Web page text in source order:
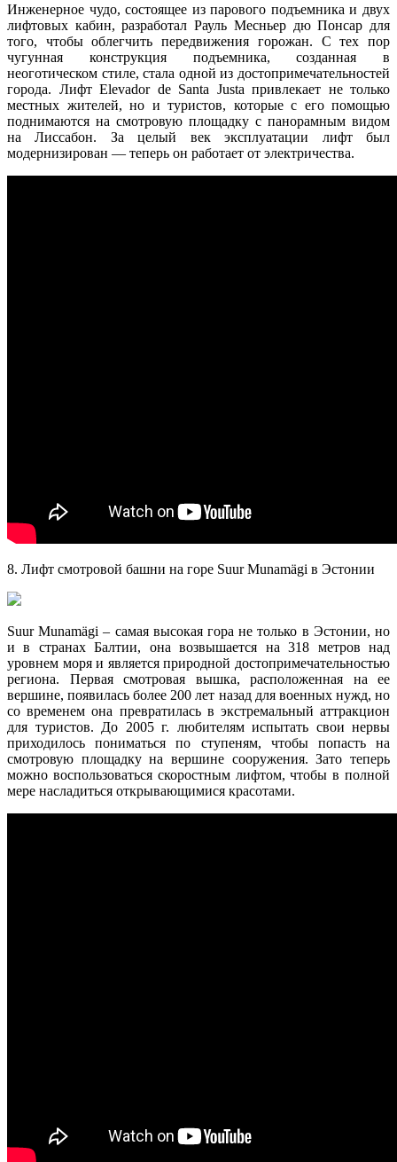
Инженерное чудо, состоящее из парового подъемника и двух
лифтовых кабин, разработал Рауль Месньер дю Понсар для
того, чтобы облегчить передвижения горожан. С тех пор
чугунная конструкция подъемника, созданная в
неоготическом стиле, стала одной из достопримечательностей
города. Лифт Elevador de Santa Justa привлекает не только
местных жителей, но и туристов, которые с его помощью
поднимаются на смотровую площадку с панорамным видом
на Лиссабон. За целый век эксплуатации лифт был
модернизирован — теперь он работает от электричества.
8. Лифт смотровой башни на горе Suur Munamägi в Эстонии
Suur Munamägi – самая высокая гора не только в Эстонии, но
и в странах Балтии, она возвышается на 318 метров над
уровнем моря и является природной достопримечательностью
региона. Первая смотровая вышка, расположенная на ее
вершине, появилась более 200 лет назад для военных нужд, но
со временем она превратилась в экстремальный аттракцион
для туристов. До 2005 г. любителям испытать свои нервы
приходилось пониматься по ступеням, чтобы попасть на
смотровую площадку на вершине сооружения. Зато теперь
можно воспользоваться скоростным лифтом, чтобы в полной
мере насладиться открывающимися красотами.